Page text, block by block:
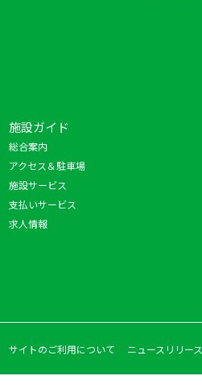
施設ガイド
総合案内
アクセス＆駐車場
施設サービス
支払いサービス
求人情報
サイトのご利用について ニュースリリース